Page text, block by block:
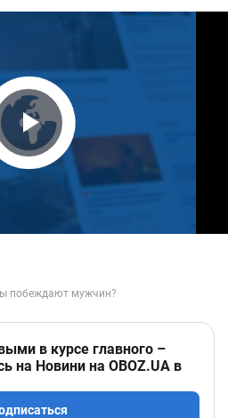
Video
в курсе главного –
на Новини на OBOZ.UA в